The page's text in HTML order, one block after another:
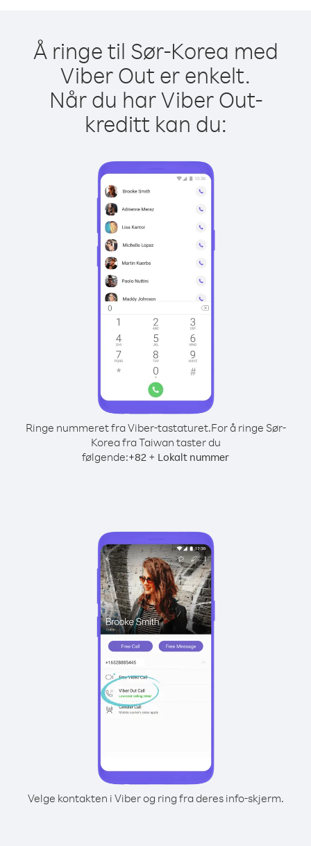
Å ringe til Sør-Korea med
Viber Out er enkelt.
Når du har Viber Out-
kreditt kan du:
Ringe nummeret fra Viber-tastaturet.For å ringe Sør-
Korea fra Taiwan taster du
følgende:+82 + Lokalt nummer
Velge kontakten i Viber og ring fra deres info-skjerm.